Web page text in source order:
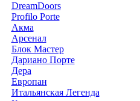
DreamDoors
Profilo Porte
Акма
Арсенал
Блок Мастер
Дариано Порте
Дера
Европан
Итальянская Легенда